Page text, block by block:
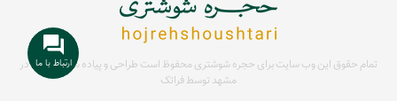
ارتباط با ما تمام حقوق این وب سایت برای حجره شوشتری محفوظ است طراحی و پیاده سازی سایت در
مشهد توسطفراتک